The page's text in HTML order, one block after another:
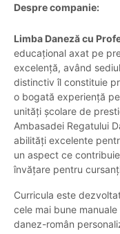
Despre companie:
Limba Daneză cu
educațional axat pe
excelență, având
distinctiv îl constituie
o bogată experiență
unități școlare de
Ambasadei Regatului
abilități excelente
un aspect ce
învățare pentru
Curricula este
cele mai bune
danez-român